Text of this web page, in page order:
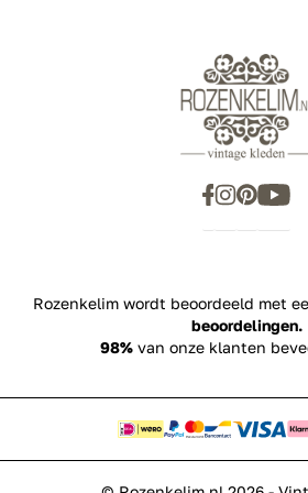
Rozenkelim wordt beoordeeld met
beoordelingen.
98%van onze klanten